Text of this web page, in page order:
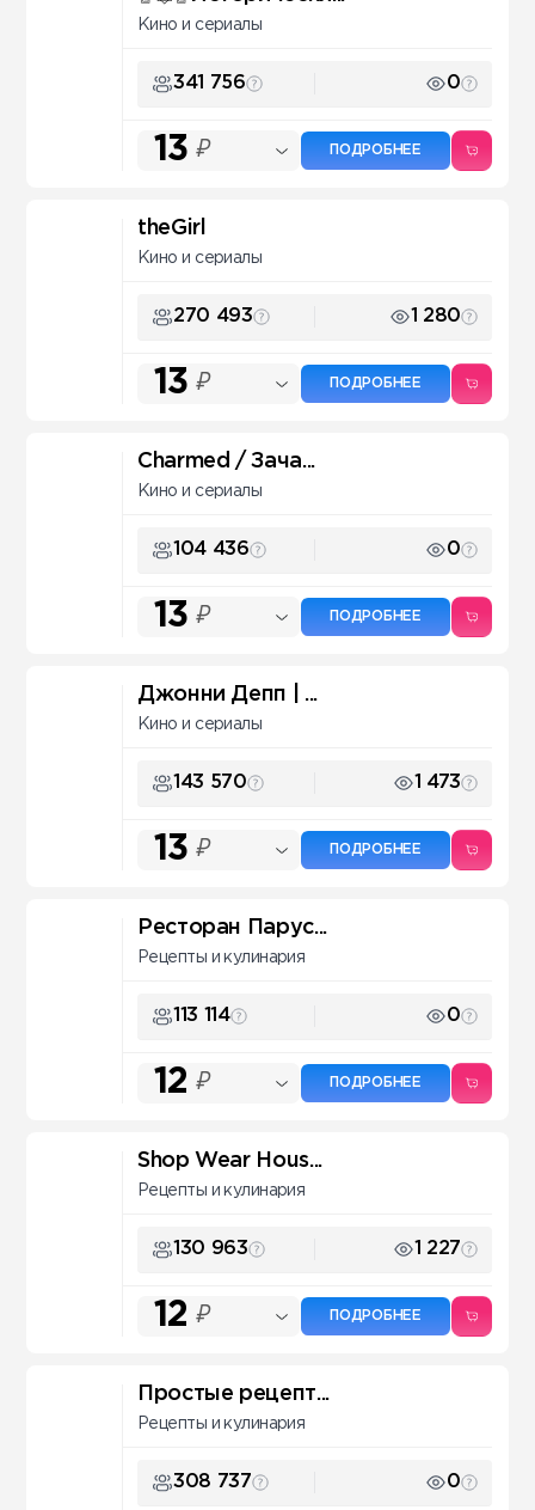
Кино и сериалы
341 756 0
13 ₽ ПОДРОБНЕЕ
theGirl
Кино и сериалы
270 493 1 280
13 ₽ ПОДРОБНЕЕ
Charmed / Зача...
Кино и сериалы
104 436 0
13 ₽ ПОДРОБНЕЕ
Джонни Депп | ...
Кино и сериалы
143 570 1 473
13 ₽ ПОДРОБНЕЕ
Ресторан Парус...
Рецепты и кулинария
113 114 0
12 ₽ ПОДРОБНЕЕ
Shop Wear Hous...
Рецепты и кулинария
130 963 1 227
12 ₽ ПОДРОБНЕЕ
Простые рецепт...
Рецепты и кулинария
308 737 0